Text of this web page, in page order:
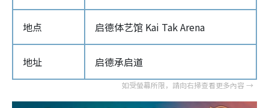
地点 启德体艺馆 Kai Tak Arena
地址 启德承启道